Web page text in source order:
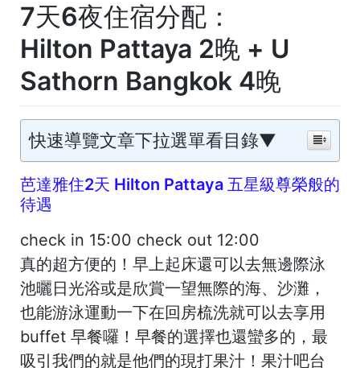
7天6夜住宿分配：
Hilton Pattaya 2晚 + U
Sathorn Bangkok 4晚
快速導覽文章下拉選單看目錄▼
芭達雅住2天 Hilton Pattaya 五星級尊榮般的
待遇
check in 15:00 check out 12:00
真的超方便的！早上起床還可以去無邊際泳
池曬日光浴或是欣賞一望無際的海、沙灘，
也能游泳運動一下在回房梳洗就可以去享用
buffet 早餐囉！早餐的選擇也還蠻多的，最
吸引我們的就是他們的現打果汁！果汁吧台